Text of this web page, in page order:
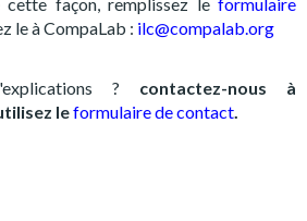
le à CompaLab : ilc@compalab.org
? contactez-nous à
leformulaire de contact.